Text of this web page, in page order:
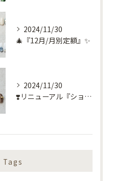
2024/11/30
🎄『12月/月別定額』✨
2024/11/30
❣️リニューアル『ショートネイル定額』❣️
Tags